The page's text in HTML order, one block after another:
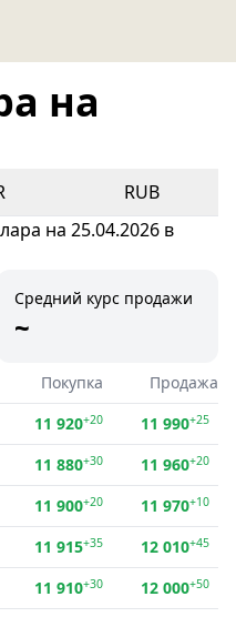
на
RUB
на 25.04.2026 в
Средний курс продажи
~
Покупка
Продажа
11 920+20 11 990+25
11 880+30 11 960+20
11 900+20 11 970+10
11 915+35 12 010+45
11 910+30 12 000+50